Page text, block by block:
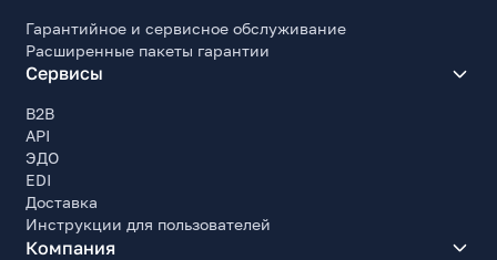
Гарантийное и сервисное обслуживание
Расширенные пакеты гарантии
Сервисы
B2B
API
ЭДО
EDI
Доставка
Инструкции для пользователей
Компания